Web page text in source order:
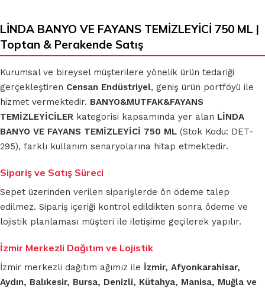
LİNDA BANYO VE FAYANS TEMİZLEYİCİ 750 ML |
Toptan & Perakende Satış
Kurumsal ve bireysel müşterilere yönelik ürün tedariği
gerçekleştiren Censan Endüstriyel, geniş ürün portföyü ile
hizmet vermektedir. BANYO&MUTFAK&FAYANS
TEMİZLEYİCİLER kategorisi kapsamında yer alan LİNDA
BANYO VE FAYANS TEMİZLEYİCİ 750 ML (Stok Kodu: DET-
295), farklı kullanım senaryolarına hitap etmektedir.
Sipariş ve Satış Süreci
Sepet üzerinden verilen siparişlerde ön ödeme talep
edilmez. Sipariş içeriği kontrol edildikten sonra ödeme ve
lojistik planlaması müşteri ile iletişime geçilerek yapılır.
İzmir Merkezli Dağıtım ve Lojistik
İzmir merkezli dağıtım ağımız ile İzmir, Afyonkarahisar,
Aydın, Balıkesir, Bursa, Denizli, Kütahya, Manisa, Muğla ve